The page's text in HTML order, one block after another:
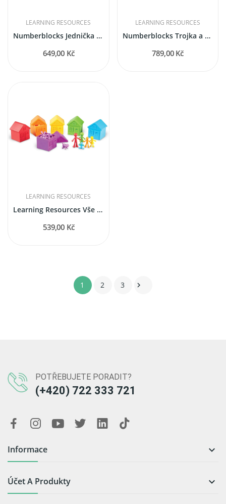
LEARNING RESOURCES
Numberblocks Jednička a Dvojka hraví kamarádi
649,00 Kč
LEARNING RESOURCES
Numberblocks Trojka a Čtyřka hraví kamarádi
789,00 Kč
LEARNING RESOURCES
Learning Resources Vše o mně Sousedství -...
539,00 Kč
1 2 3 
POTŘEBUJETE PORADIT?
(+420) 722 333 721
Informace 
Účet A Produkty 